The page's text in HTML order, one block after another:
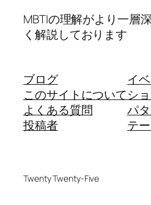
MBTIの理解がより一層
く解説しております
ブログ
このサイトについて
よくある質問
投稿者
イ
シ
パ
テ
Twenty Twenty-Five